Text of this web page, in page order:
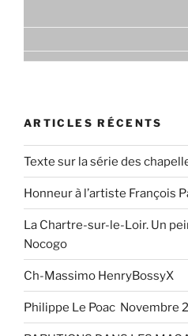
ARTICLES RÉCENTS
Texte sur la série des
Honneur à l’artiste François
La Chartre-sur-le-Loir. Un
Nocogo
Ch-Massimo HenryBossyX
Philippe Le Poac Novembre